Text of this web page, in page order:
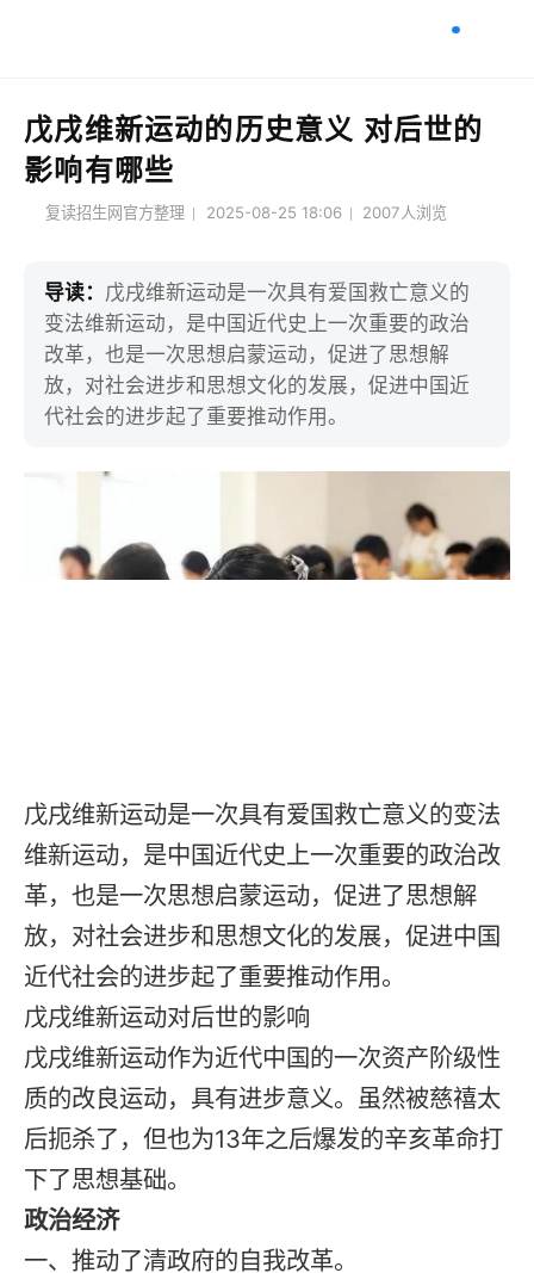
戊戌维新运动的历史意义 对后世的
影响有哪些
复读招生网官方整理 2025-08-25 18:06 2007人浏览
导读： 戊戌维新运动是一次具有爱国救亡意义的
变法维新运动，是中国近代史上一次重要的政治
改革，也是一次思想启蒙运动，促进了思想解
放，对社会进步和思想文化的发展，促进中国近
代社会的进步起了重要推动作用。
戊戌维新运动是一次具有爱国救亡意义的变法
维新运动，是中国近代史上一次重要的政治改
革，也是一次思想启蒙运动，促进了思想解
放，对社会进步和思想文化的发展，促进中国
近代社会的进步起了重要推动作用。
戊戌维新运动对后世的影响
戊戌维新运动作为近代中国的一次资产阶级性
质的改良运动，具有进步意义。虽然被慈禧太
后扼杀了，但也为13年之后爆发的辛亥革命打
下了思想基础。
政治经济
一、推动了清政府的自我改革。